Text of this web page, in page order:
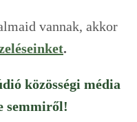
vannak, akkor
.
közösségi média
semmiről!